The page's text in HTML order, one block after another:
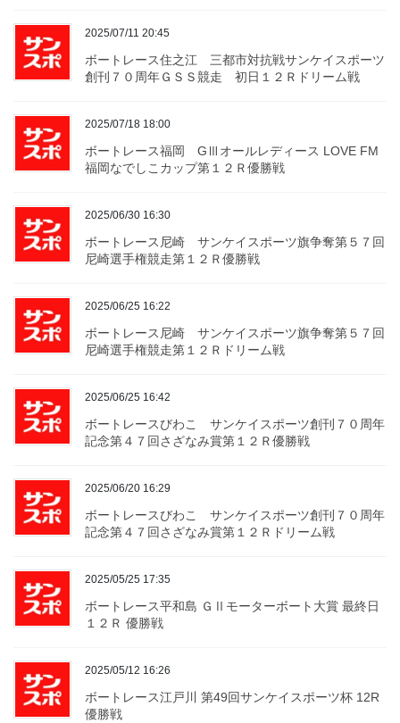
2025/07/11 20:45
ボートレース住之江 三都市対抗戦サンケイスポーツ
創刊７０周年ＧＳＳ競走 初日１２Ｒドリーム戦
2025/07/18 18:00
ボートレース福岡 GⅢオールレディース LOVE FM
福岡なでしこカップ第１２Ｒ優勝戦
2025/06/30 16:30
ボートレース尼崎 サンケイスポーツ旗争奪第５７回
尼崎選手権競走第１２Ｒ優勝戦
2025/06/25 16:22
ボートレース尼崎 サンケイスポーツ旗争奪第５７回
尼崎選手権競走第１２Ｒドリーム戦
2025/06/25 16:42
ボートレースびわこ サンケイスポーツ創刊７０周年
記念第４７回さざなみ賞第１２Ｒ優勝戦
2025/06/20 16:29
ボートレースびわこ サンケイスポーツ創刊７０周年
記念第４７回さざなみ賞第１２Ｒドリーム戦
2025/05/25 17:35
ボートレース平和島 ＧⅡモーターボート大賞 最終日
１２Ｒ 優勝戦
2025/05/12 16:26
ボートレース江戸川 第49回サンケイスポーツ杯 12R
優勝戦